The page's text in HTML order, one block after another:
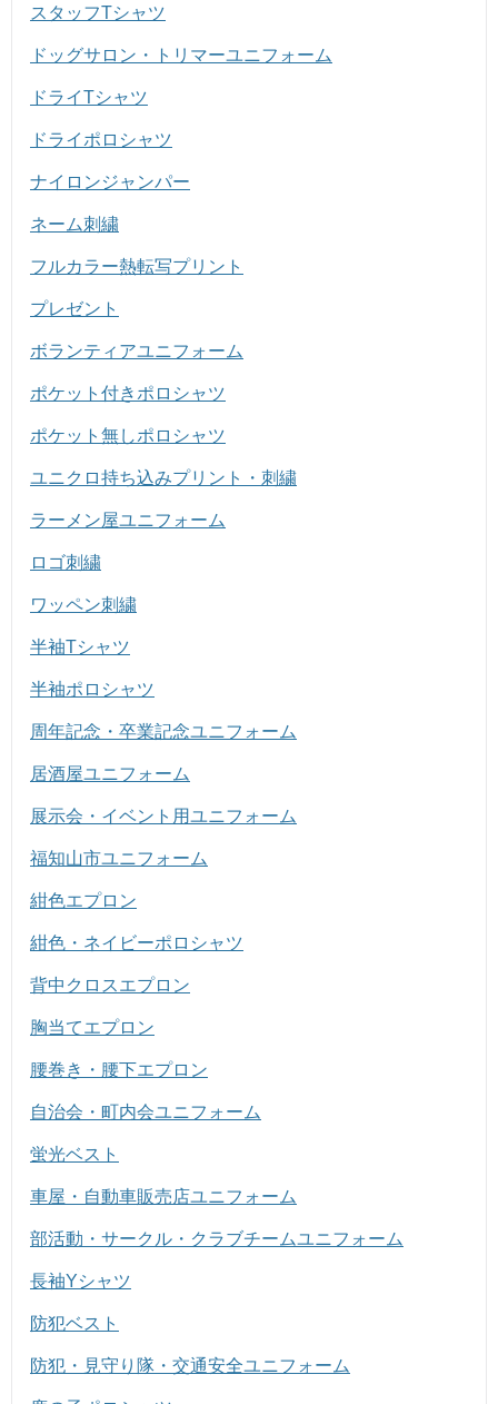
スタッフTシャツ
ドッグサロン・トリマーユニフォーム
ドライTシャツ
ドライポロシャツ
ナイロンジャンパー
ネーム刺繍
フルカラー熱転写プリント
プレゼント
ボランティアユニフォーム
ポケット付きポロシャツ
ポケット無しポロシャツ
ユニクロ持ち込みプリント・刺繍
ラーメン屋ユニフォーム
ロゴ刺繍
ワッペン刺繍
半袖Tシャツ
半袖ポロシャツ
周年記念・卒業記念ユニフォーム
居酒屋ユニフォーム
展示会・イベント用ユニフォーム
福知山市ユニフォーム
紺色エプロン
紺色・ネイビーポロシャツ
背中クロスエプロン
胸当てエプロン
腰巻き・腰下エプロン
自治会・町内会ユニフォーム
蛍光ベスト
車屋・自動車販売店ユニフォーム
部活動・サークル・クラブチームユニフォーム
長袖Yシャツ
防犯ベスト
防犯・見守り隊・交通安全ユニフォーム